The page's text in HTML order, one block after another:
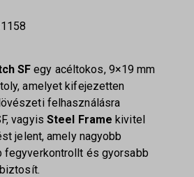
SF egy acéltokos, 9×19 mm
amelyet kifejezetten
felhasználásra
vagyis Steel Frame kivitel
jelent, amely nagyobb
fegyverkontrollt és gyorsabb